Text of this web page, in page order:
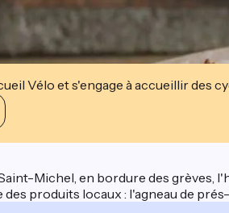
Vélo et s'engage à accueillir des
Michel, en bordure des grèves,
des produits locaux : l'agneau de